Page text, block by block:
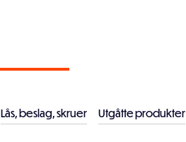
Lås, beslag, skruer Utgåtte produkter